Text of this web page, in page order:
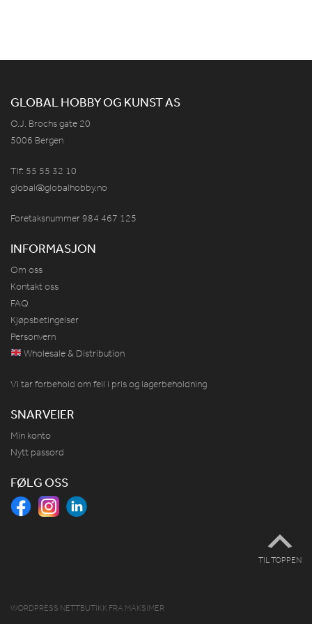
GLOBAL HOBBY OG KUNST AS
O.J. Brochs gate 20
5006 Bergen
Tlf: 55 55 32 10
global@globalhobby.no
Foretaksnummer 984 467 125
INFORMASJON
Om oss
Kontakt oss
FAQ
Kjøpsbetingelser
Personvern
Wholesale & Distribution
Vi tar forbehold om feil i pris og lagerbeholdning
SNARVEIER
Min konto
Nytt passord
FØLG OSS
TIL TOPPEN
WORDPRESS NETTBUTIKK FRA MAKSIMER